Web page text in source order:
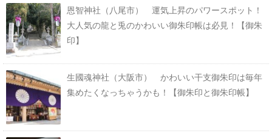
恩智神社（八尾市） 運気上昇のパワースポット！
大人気の龍と兎のかわいい御朱印帳は必見！【御朱
印】
生國魂神社（大阪市） かわいい干支御朱印は毎年
集めたくなっちゃうかも！【御朱印と御朱印帳】